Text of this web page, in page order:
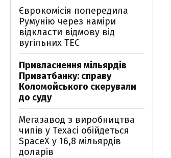
Єврокомісія попередила
Румунію через наміри
відкласти відмову від
вугільних ТЕС
Привласнення мільярдів
Приватбанку: справу
Коломойського скерували
до суду
Мегазавод з виробництва
чипів у Техасі обійдеться
SpaceX у 16,8 мільярдів
доларів